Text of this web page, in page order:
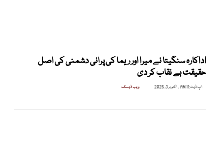
اداکارہ سنگیتا نے میرا اور ریما کی پرانی دشمنی کی اصل
حقیقت بے نقاب کر دی
اپ ڈیٹ:11 AM , اکتوبر 3, 2025 ویب ڈیسک